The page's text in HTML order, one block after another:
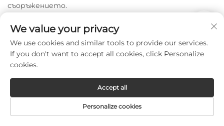
съоръжението.
We value your privacy
We use cookies and similar tools to provide our services.
If you don't want to accept all cookies, click Personalize
cookies.
Personalize cookies
Accept all